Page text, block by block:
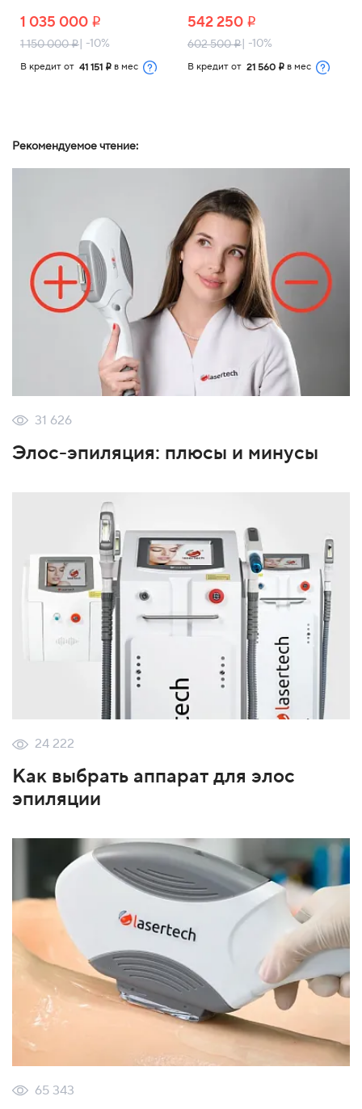
1 035 000 i
1 150 000i| -10%
В кредит от 41 151 i в мес
542 250 i
602 500i| -10%
В кредит от 21 560 i в мес
Рекомендуемое чтение:
31 626
Элос-эпиляция: плюсы и минусы
24 222
Как выбрать аппарат для элос
эпиляции
65 343